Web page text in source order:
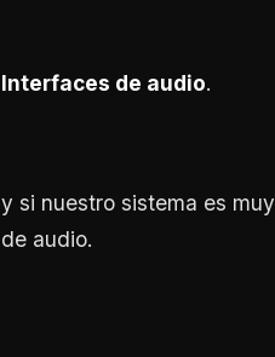
Interfaces de audio.
y si nuestro sistema es
de audio.